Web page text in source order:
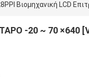
Βιομηχανική LCD
-20 ~ 70 ×640